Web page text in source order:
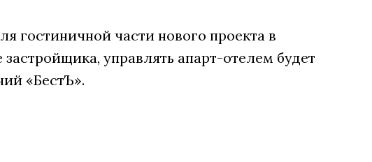
гостиничной части нового проекта в
управлять апарт-отелем будет
«БестЪ».